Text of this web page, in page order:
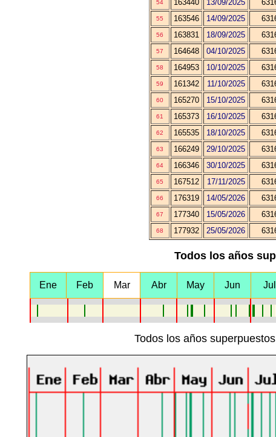
54 163440 13/09/2025
55 163546 14/09/2025
56 163831 18/09/2025
57 164648 04/10/2025
58 164953 10/10/2025
59 161342 11/10/2025
60 165270 15/10/2025
61 165373 16/10/2025
62 165535 18/10/2025
63 166249 29/10/2025
64 166346 30/10/2025
65 167512 17/11/2025
66 176319 14/05/2026
67 177340 15/05/2026
68 177932 25/05/2026
Todos los años
Ene Feb Mar Abr May Jun Jul
Todos los años